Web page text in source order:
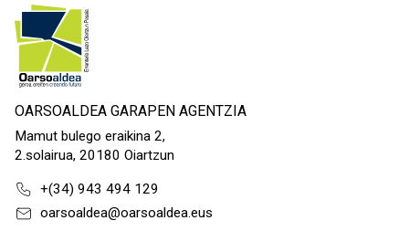
OARSOALDEA GARAPEN AGENTZIA
Mamut bulego eraikina 2,
2.solairua, 20180 Oiartzun
+(34) 943 494 129
oarsoaldea@oarsoaldea.eus